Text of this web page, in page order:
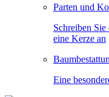
Parten und
Schreiben
eine Kerze an
Eine